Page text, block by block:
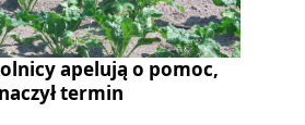
apelują o pomoc,
termin